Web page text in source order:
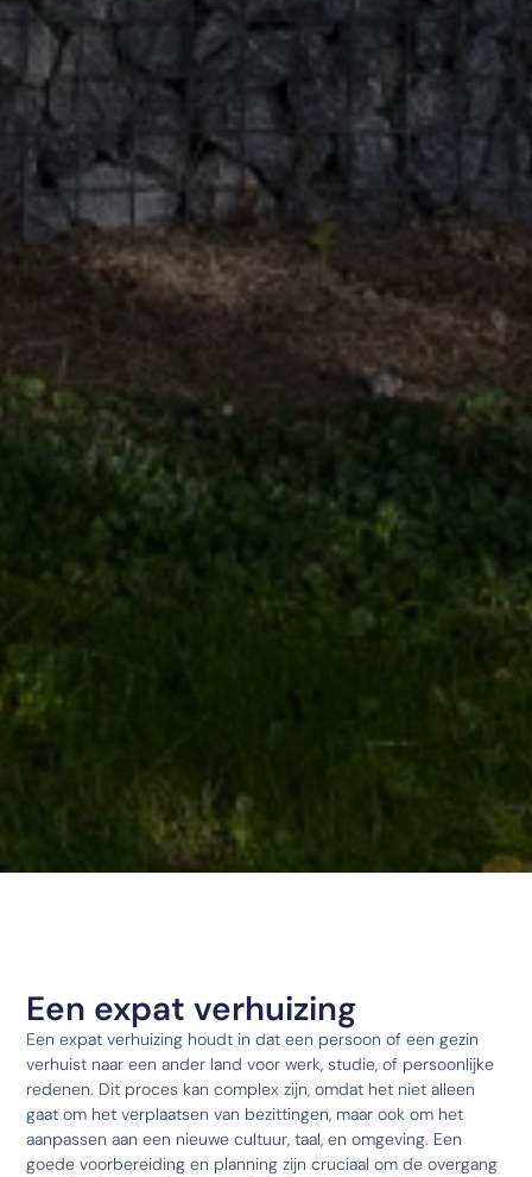
Een expat verhuizing
Een expat verhuizing houdt in dat een persoon of een gezin
verhuist naar een ander land voor werk, studie, of persoonlijke
redenen. Dit proces kan complex zijn, omdat het niet alleen
gaat om het verplaatsen van bezittingen, maar ook om het
aanpassen aan een nieuwe cultuur, taal, en omgeving. Een
goede voorbereiding en planning zijn cruciaal om de overgang